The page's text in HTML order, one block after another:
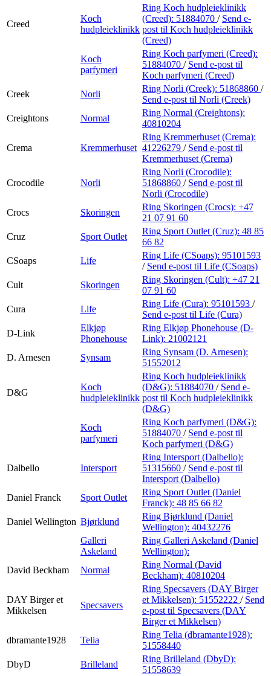
Creed
Koch
hudpleieklinikk
Ring Koch hudpleieklinikk
(Creed): 51884070 / Send e-
post til Koch hudpleieklinikk
(Creed)
Koch
parfymeri
Ring Koch parfymeri (Creed):
51884070 / Send e-post til
Koch parfymeri (Creed)
Creek
Norli
Ring Norli (Creek): 51868860 /
Send e-post til Norli (Creek)
Creightons
Normal
Ring Normal (Creightons):
40810204
Crema Kremmerhuset
Ring Kremmerhuset (Crema):
41226279 / Send e-post til
Kremmerhuset (Crema)
Crocodile Norli
Ring Norli (Crocodile):
51868860 / Send e-post til
Norli (Crocodile)
Crocs
Skoringen
Ring Skoringen (Crocs): +47
21 07 91 60
Cruz
Sport Outlet
Ring Sport Outlet (Cruz): 48 85
66 82
CSoaps
Life
Ring Life (CSoaps): 95101593
/ Send e-post til Life (CSoaps)
Cult
Skoringen
Ring Skoringen (Cult): +47 21
07 91 60
Cura
Life
Ring Life (Cura): 95101593 /
Send e-post til Life (Cura)
D-Link
Elkjøp
Phonehouse
Ring Elkjøp Phonehouse (D-
Link): 21002121
D. Arnesen
Synsam
Ring Synsam (D. Arnesen):
51552012
D&G
Koch
hudpleieklinikk
Ring Koch hudpleieklinikk
(D&G): 51884070 / Send e-
post til Koch hudpleieklinikk
(D&G)
Koch
parfymeri
Ring Koch parfymeri (D&G):
51884070 / Send e-post til
Koch parfymeri (D&G)
Dalbello Intersport
Ring Intersport (Dalbello):
51315660 / Send e-post til
Intersport (Dalbello)
Daniel Franck
Sport Outlet
Ring Sport Outlet (Daniel
Franck): 48 85 66 82
Daniel Wellington Bjørklund
Ring Bjørklund (Daniel
Wellington): 40432276
Galleri
Askeland
Ring Galleri Askeland (Daniel
Wellington):
David Beckham
Normal
Ring Normal (David
Beckham): 40810204
DAY Birger et
Mikkelsen
Specsavers
Ring Specsavers (DAY Birger
et Mikkelsen): 51552222 / Send
e-post til Specsavers (DAY
Birger et Mikkelsen)
dbramante1928
Telia
Ring Telia (dbramante1928):
51558440
DbyD
Brilleland
Ring Brilleland (DbyD):
51558639